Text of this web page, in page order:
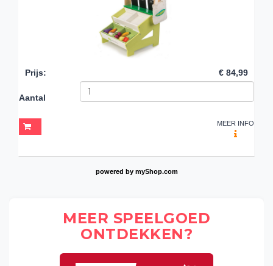
Prijs: € 84,99
Aantal
MEER INFO
powered by myShop.com
MEER SPEELGOED
ONTDEKKEN?